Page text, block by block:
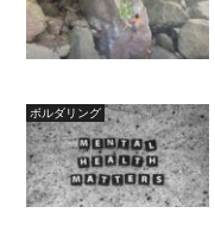
ボルダリング